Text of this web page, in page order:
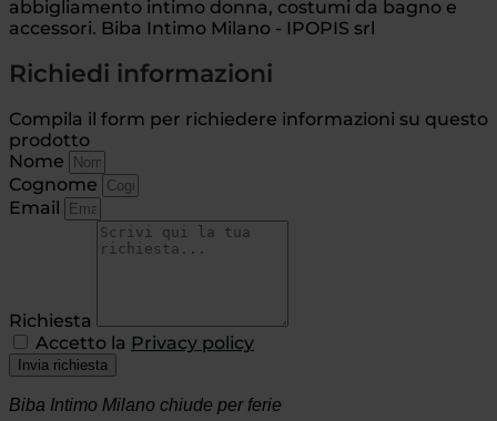
abbigliamento intimo donna, costumi da bagno e
accessori. Biba Intimo Milano - IPOPIS srl
Richiedi informazioni
Compila il form per richiedere informazioni su questo
prodotto
Nome
Cognome
Email
Richiesta
Accetto la Privacy policy
Invia richiesta
Biba Intimo Milano chiude per ferie